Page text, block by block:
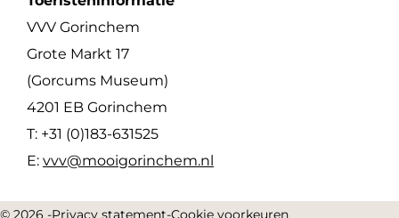
VVV Gorinchem
Grote Markt 17
(Gorcums Museum)
4201 EB Gorinchem
T: +31 (0)183-631525
E: vvv@mooigorinchem.nl
© 2026 -Privacy statement-Cookie voorkeuren